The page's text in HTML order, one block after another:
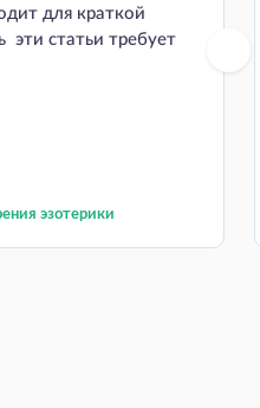
для краткой
эти статьи требует
эзотерики